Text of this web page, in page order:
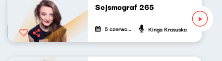
Sejsmograf 265
5 czerwca 2026 Kinga Krasuska